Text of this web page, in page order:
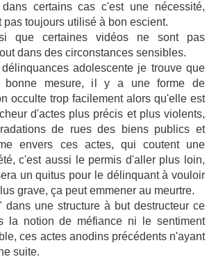
certains cas c'est une nécessité,
pas toujours utilisé à bon escient.
que certaines vidéos ne sont pas
dans des circonstances sensibles.
adolescente je trouve que
bonne mesure, il y a une forme de
occulte trop facilement alors qu'elle est
d'actes plus précis et plus violents,
de rues des biens publics et
envers ces actes, qui coutent une
c'est aussi le permis d'aller plus loin,
un quitus pour le délinquant à vouloir
grave, ça peut emmener au meurtre.
dans une structure à but destructeur ce
la notion de méfiance ni le sentiment
ces actes anodins précédents n'ayant
suite.